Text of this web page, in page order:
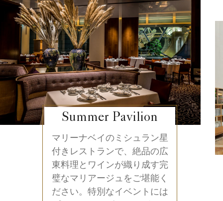
Summer Pavilion
マリーナベイのミシュラン星
付きレストランで、絶品の広
東料理とワインが織り成す完
璧なマリアージュをご堪能く
ださい。特別なイベントには